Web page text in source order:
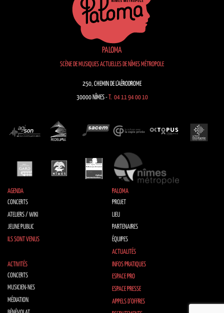
PALOMA
SCÈNE DE MUSIQUES ACTUELLES DE NÎMES MÉTROPOLE
250, CHEMIN DE L’AÉRODROME
30000 NÎMES -T. 04 11 94 00 10
AGENDA
CONCERTS
ATELIERS / WIKI
JEUNE PUBLIC
ILS SONT VENUS
PALOMA
PROJET
LIEU
PARTENAIRES
ÉQUIPES
ACTUALITÉS
ACTIVITÉS
CONCERTS
MUSICIEN·NES
MÉDIATION
INFOS PRATIQUES
ESPACE PRO
ESPACE PRESSE
APPELS D’OFFRES